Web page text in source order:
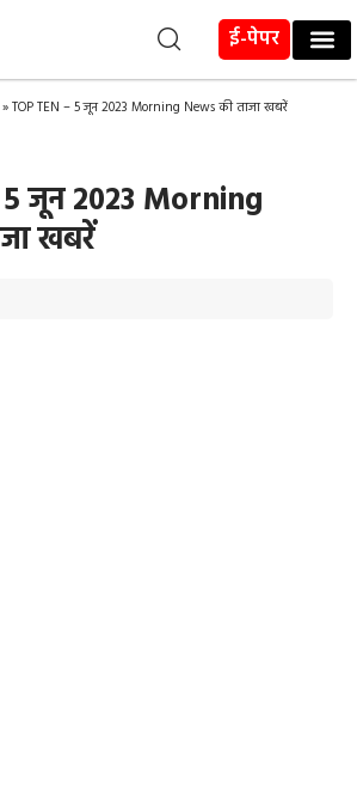
ई-पेपर
»TOP TEN – 5 जून 2023 Morning News की ताजा खबरें
जून 2023 Morning
खबरें